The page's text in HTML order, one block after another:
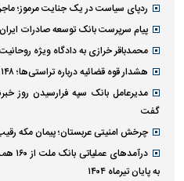
ردپای سیاست در یک جنایت مرموز؛
پیام سرپرست بانک توسعه صادرات
محمدباقر خرازی به دادگاه ویژه
هشدار قوه قضائیه درباره تراستی‌ها؛ ۱۴۸ متهم ارزی در فهرست جلب
مدیرعامل بانک سپه فرارسیدن روز
گفت
چرخش امنیتی عربستان؛ پیمان مکه
به پایان تیرماه ۱۴۰۴